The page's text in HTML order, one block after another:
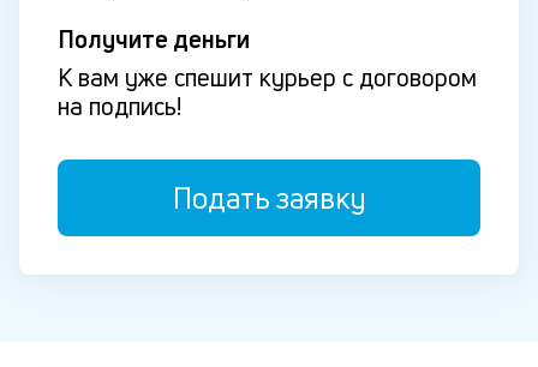
Получите деньги
К вам уже спешит курьер с договором
на подпись!
Подать заявку